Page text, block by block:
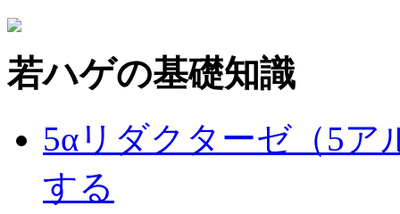
若ハゲの基礎知識
5αリダクターゼ（5ア
する